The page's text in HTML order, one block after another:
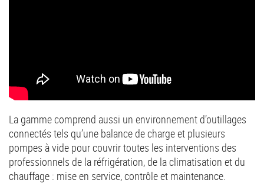
La gamme comprend aussi un environnement d’outillages
connectés tels qu’une balance de charge et plusieurs
pompes à vide pour couvrir toutes les interventions des
professionnels de la réfrigération, de la climatisation et du
chauffage : mise en service, contrôle et maintenance.